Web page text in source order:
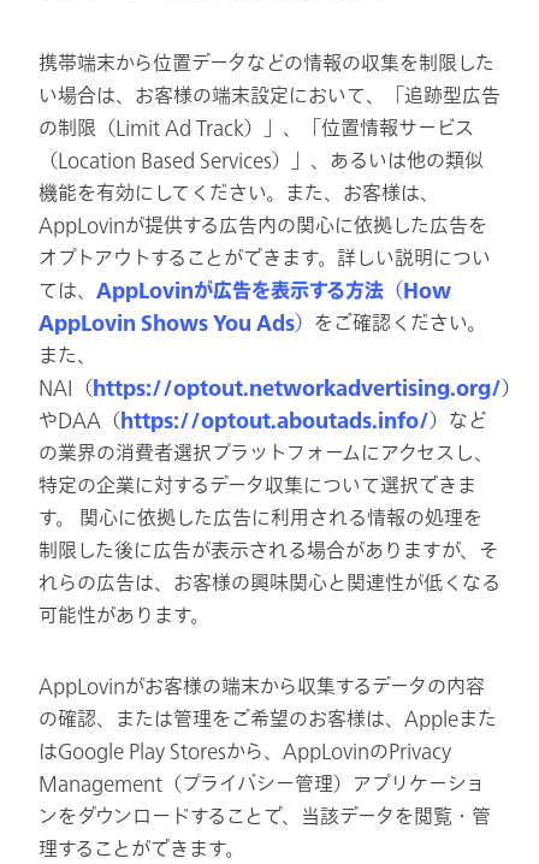
携帯端末から位置データなどの情報の収集を制限した
い場合は、お客様の端末設定において、「追跡型広告
の制限（Limit Ad Track）」、「位置情報サービス
（Location Based Services）」、あるいは他の類似
機能を有効にしてください。また、お客様は、
AppLovinが提供する広告内の関心に依拠した広告を
オプトアウトすることができます。詳しい説明につい
ては、 AppLovinが広告を表示する方法（How
AppLovin Shows You Ads） をご確認ください。
また、
NAI（https://optout.networkadvertising.org/）
やDAA（https://optout.aboutads.info/）など
の業界の消費者選択プラットフォームにアクセスし、
特定の企業に対するデータ収集について選択できま
す。 関心に依拠した広告に利用される情報の処理を
制限した後に広告が表示される場合がありますが、そ
れらの広告は、お客様の興味関心と関連性が低くなる
可能性があります。
AppLovinがお客様の端末から収集するデータの内容
の確認、または管理をご希望のお客様は、Appleまた
はGoogle Play Storesから、AppLovinのPrivacy
Management（プライバシー管理）アプリケーショ
ンをダウンロードすることで、当該データを閲覧・管
理することができます。